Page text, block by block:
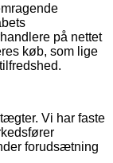
på nettet
køb, som lige
Vi har faste
forudsætning